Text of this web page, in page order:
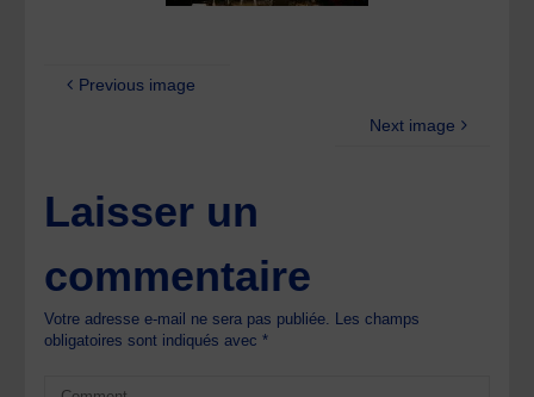
Previous image
Next image
Laisser un
commentaire
Votre adresse e-mail ne sera pas publiée. Les champs
obligatoires sont indiqués avec*